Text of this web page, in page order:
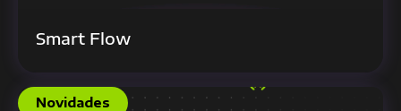
Smart Flow
Novidades